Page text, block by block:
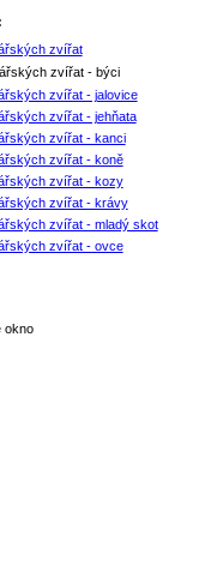
zvířat
zvířat - býci
zvířat - jalovice
zvířat - jehňata
zvířat - kanci
zvířat - koně
zvířat - kozy
zvířat - krávy
zvířat - mladý skot
zvířat - ovce